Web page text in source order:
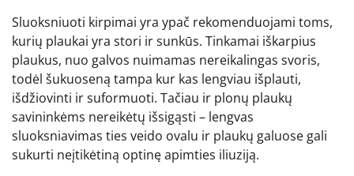
Sluoksniuoti kirpimai yra ypač rekomenduojami toms,
kurių plaukai yra stori ir sunkūs. Tinkamai iškarpius
plaukus, nuo galvos nuimamas nereikalingas svoris,
todėl šukuoseną tampa kur kas lengviau išplauti,
išdžiovinti ir suformuoti. Tačiau ir plonų plaukų
savininkėms nereikėtų išsigąsti – lengvas
sluoksniavimas ties veido ovalu ir plaukų galuose gali
sukurti neįtikėtiną optinę apimties iliuziją.